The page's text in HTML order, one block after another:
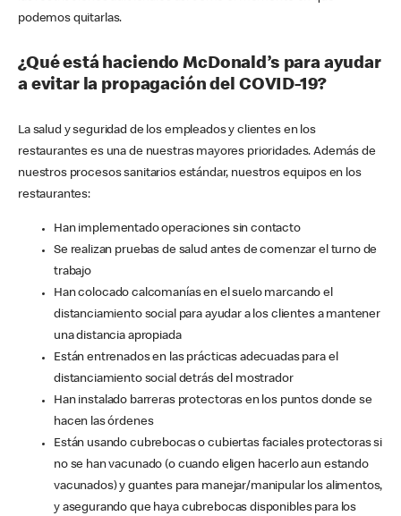
podemos quitarlas.
¿Qué está haciendo McDonald’s para ayudar
a evitar la propagación del COVID-19?
La salud y seguridad de los empleados y clientes en los
restaurantes es una de nuestras mayores prioridades. Además de
nuestros procesos sanitarios estándar, nuestros equipos en los
restaurantes:
Han implementado operaciones sin contacto
Se realizan pruebas de salud antes de comenzar el turno de
trabajo
Han colocado calcomanías en el suelo marcando el
distanciamiento social para ayudar a los clientes a mantener
una distancia apropiada
Están entrenados en las prácticas adecuadas para el
distanciamiento social detrás del mostrador
Han instalado barreras protectoras en los puntos donde se
hacen las órdenes
Están usando cubrebocas o cubiertas faciales protectoras si
no se han vacunado (o cuando eligen hacerlo aun estando
vacunados) y guantes para manejar/manipular los alimentos,
y asegurando que haya cubrebocas disponibles para los